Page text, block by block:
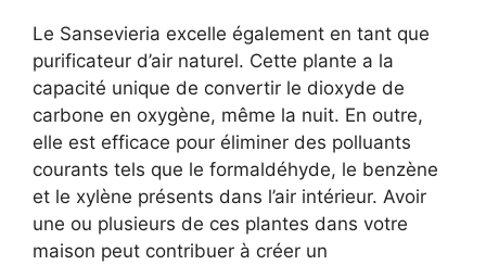
Le Sansevieria excelle également en tant que
purificateur d’air naturel. Cette plante a la
capacité unique de convertir le dioxyde de
carbone en oxygène, même la nuit. En outre,
elle est efficace pour éliminer des polluants
courants tels que le formaldéhyde, le benzène
et le xylène présents dans l’air intérieur. Avoir
une ou plusieurs de ces plantes dans votre
maison peut contribuer à créer un